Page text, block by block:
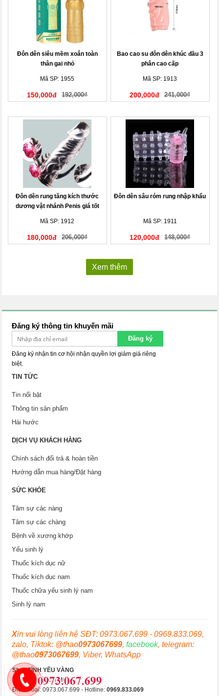
Đôn dên siêu mềm xoắn toàn
thân gai nhỏ
Mã SP: 1955
150,000đ 192,000₫
Bao cao su đôn dên khúc đầu 3
phân cao cấp
Mã SP: 1913
200,000đ 241,000₫
Đôn dên rung tăng kích thước
dương vật nhánh Penis giá tốt
Mã SP: 1912
180,000đ 206,000₫
Đôn dên sâu róm rung nhập khẩu
Mã SP: 1911
120,000đ 148,000₫
Xem thêm
Đăng ký thông tin khuyến mãi
Đăng ký
Đăng ký nhận tin cơ hội nhận quyền lợi giảm giá riêng
biệt.
TIN TỨC
Tin nổi bật
Thông tin sản phẩm
Hài hước
DỊCH VỤ KHÁCH HÀNG
Chính sách đổi trả & hoàn tiền
Hướng dẫn mua hàng/Đặt hàng
SỨC KHỎE
Tâm sự các nàng
Tâm sự các chàng
Bệnh về xương khớp
Yếu sinh lý
Thuốc kích dục nữ
Thuốc kích dục nam
Thuốc chữa yếu sinh lý nam
Sinh lý nam
Xin vui lòng liên hệ SĐT: 0973.067.699 - 0969.833.069,
zalo, Tiktok: @thao0973067699,facebook, telegram:
@thao0973067699, Viber, WhatsApp
Shop TÌNH YÊU VÀNG
Hà Nội & Hồ Chí Minh
Điện thoại: 0973.067.699 - Hotline:0969.833.069